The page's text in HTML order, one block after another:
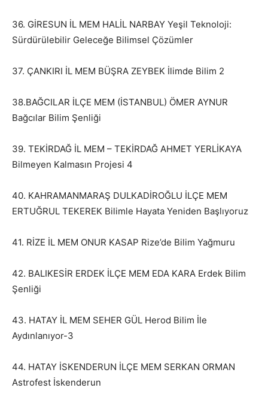
36. GİRESUN İL MEM HALİL NARBAY Yeşil Teknoloji:
Sürdürülebilir Geleceğe Bilimsel Çözümler
37. ÇANKIRI İL MEM BÜŞRA ZEYBEK İlimde Bilim 2
38.BAĞCILAR İLÇE MEM (İSTANBUL) ÖMER AYNUR
Bağcılar Bilim Şenliği
39. TEKİRDAĞ İL MEM – TEKİRDAĞ AHMET YERLİKAYA
Bilmeyen Kalmasın Projesi 4
40. KAHRAMANMARAŞ DULKADİROĞLU İLÇE MEM
ERTUĞRUL TEKEREK Bilimle Hayata Yeniden Başlıyoruz
41. RİZE İL MEM ONUR KASAP Rize’de Bilim Yağmuru
42. BALIKESİR ERDEK İLÇE MEM EDA KARA Erdek Bilim
Şenliği
43. HATAY İL MEM SEHER GÜL Herod Bilim İle
Aydınlanıyor-3
44. HATAY İSKENDERUN İLÇE MEM SERKAN ORMAN
Astrofest İskenderun